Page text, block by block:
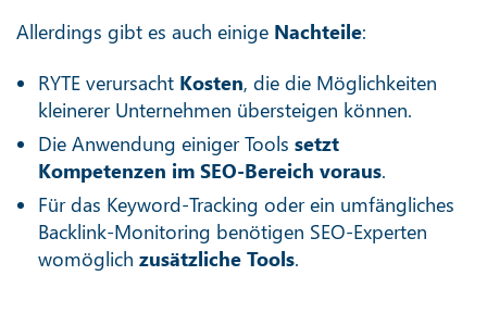
Allerdings gibt es auch einige Nachteile:
RYTE verursacht Kosten, die die Möglichkeiten
kleinerer Unternehmen übersteigen können.
Die Anwendung einiger Tools setzt
Kompetenzen im SEO-Bereich voraus.
Für das Keyword-Tracking oder ein umfängliches
Backlink-Monitoring benötigen SEO-Experten
womöglich zusätzliche Tools.